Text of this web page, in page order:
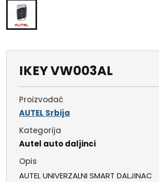
IKEY VW003AL
Proizvođač
AUTEL Srbija
Kategorija
Autel auto daljinci
Opis
AUTEL UNIVERZALNI SMART DALJINAC